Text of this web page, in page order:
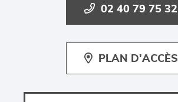
02 40 79 75 32
PLAN D'ACCÈS